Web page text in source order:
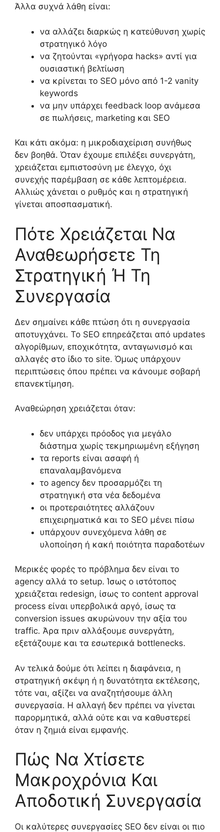
Άλλα συχνά λάθη είναι:
να αλλάζει διαρκώς η κατεύθυνση χωρίς
στρατηγικό λόγο
να ζητούνται «γρήγορα hacks» αντί για
ουσιαστική βελτίωση
να κρίνεται το SEO μόνο από 1-2 vanity
keywords
να μην υπάρχει feedback loop ανάμεσα
σε πωλήσεις, marketing και SEO
Και κάτι ακόμα: η μικροδιαχείριση συνήθως
δεν βοηθά. Όταν έχουμε επιλέξει συνεργάτη,
χρειάζεται εμπιστοσύνη με έλεγχο, όχι
συνεχής παρέμβαση σε κάθε λεπτομέρεια.
Αλλιώς χάνεται ο ρυθμός και η στρατηγική
γίνεται αποσπασματική.
Πότε Χρειάζεται Να
Αναθεωρήσετε Τη
Στρατηγική Ή Τη
Συνεργασία
Δεν σημαίνει κάθε πτώση ότι η συνεργασία
αποτυγχάνει. Το SEO επηρεάζεται από updates
αλγορίθμων, εποχικότητα, ανταγωνισμό και
αλλαγές στο ίδιο το site. Όμως υπάρχουν
περιπτώσεις όπου πρέπει να κάνουμε σοβαρή
επανεκτίμηση.
Αναθεώρηση χρειάζεται όταν:
δεν υπάρχει πρόοδος για μεγάλο
διάστημα χωρίς τεκμηριωμένη εξήγηση
τα reports είναι ασαφή ή
επαναλαμβανόμενα
το agency δεν προσαρμόζει τη
στρατηγική στα νέα δεδομένα
οι προτεραιότητες αλλάζουν
επιχειρηματικά και το SEO μένει πίσω
υπάρχουν συνεχόμενα λάθη σε
υλοποίηση ή κακή ποιότητα παραδοτέων
Μερικές φορές το πρόβλημα δεν είναι το
agency αλλά το setup. Ίσως ο ιστότοπος
χρειάζεται redesign, ίσως το content approval
process είναι υπερβολικά αργό, ίσως τα
conversion issues ακυρώνουν την αξία του
traffic. Άρα πριν αλλάξουμε συνεργάτη,
εξετάζουμε και τα εσωτερικά bottlenecks.
Αν τελικά δούμε ότι λείπει η διαφάνεια, η
στρατηγική σκέψη ή η δυνατότητα εκτέλεσης,
τότε ναι, αξίζει να αναζητήσουμε άλλη
συνεργασία. Η αλλαγή δεν πρέπει να γίνεται
παρορμητικά, αλλά ούτε και να καθυστερεί
όταν η ζημιά είναι εμφανής.
Πώς Να Χτίσετε
Μακροχρόνια Και
Αποδοτική Συνεργασία
Οι καλύτερες συνεργασίες SEO δεν είναι οι πιο